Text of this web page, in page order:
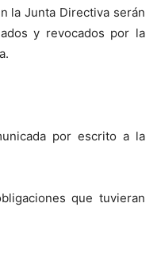
la Junta Directiva serán
y revocados por la
por escrito a la
que tuvieran